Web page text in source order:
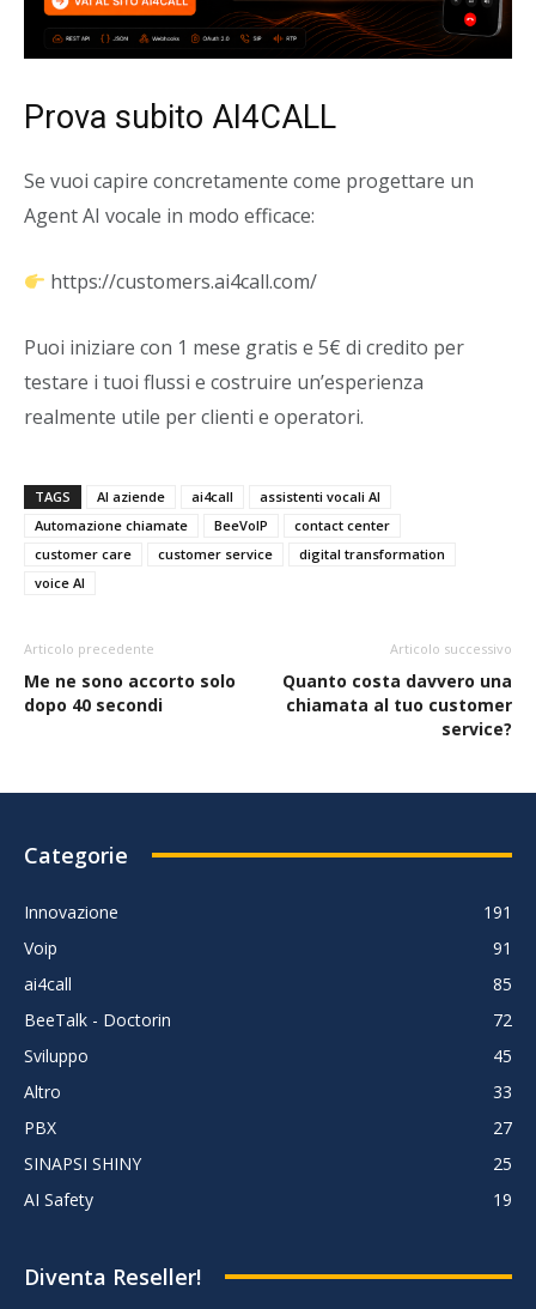
Prova subito AI4CALL
Se vuoi capire concretamente come progettare un
Agent AI vocale in modo efficace:
https://customers.ai4call.com/
Puoi iniziare con 1 mese gratis e 5€ di credito per
testare i tuoi flussi e costruire un’esperienza
realmente utile per clienti e operatori.
TAGS AI aziende ai4call
assistenti vocali AI
Automazione chiamate
BeeVoIP
contact center
customer care
customer service
digital transformation
voice AI
Articolo precedente
Me ne sono accorto solo
dopo 40 secondi
Articolo successivo
Quanto costa davvero una
chiamata al tuo customer
service?
Categorie
Innovazione
191
Voip
91
ai4call
85
BeeTalk - Doctorin
72
Sviluppo
45
Altro
33
PBX
27
SINAPSI SHINY
25
AI Safety
19
Diventa Reseller!